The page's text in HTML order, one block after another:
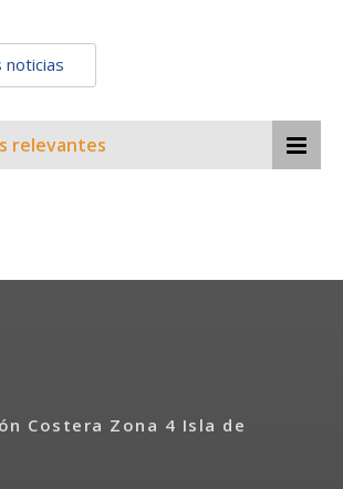
noticias
relevantes
Costera Zona 4 Isla de